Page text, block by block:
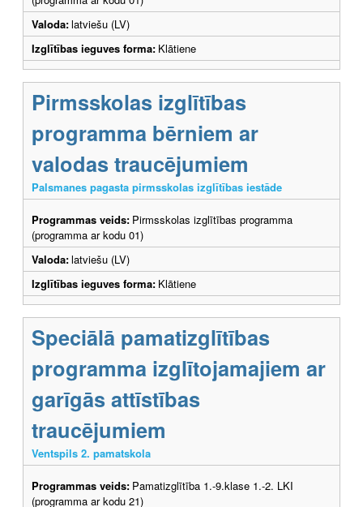
Valoda:latviešu (LV)
Izglītības ieguves forma: Klātiene
Pirmsskolas izglītības
programma bērniem ar
valodas traucējumiem
Palsmanes pagasta pirmsskolas izglītības iestāde
Programmas veids: Pirmsskolas izglītības programma
(programma ar kodu 01)
Valoda:latviešu (LV)
Izglītības ieguves forma: Klātiene
Speciālā pamatizglītības
programma izglītojamajiem ar
garīgās attīstības
traucējumiem
Ventspils 2. pamatskola
Programmas veids: Pamatizglītība 1.-9.klase 1.-2. LKI
(programma ar kodu 21)